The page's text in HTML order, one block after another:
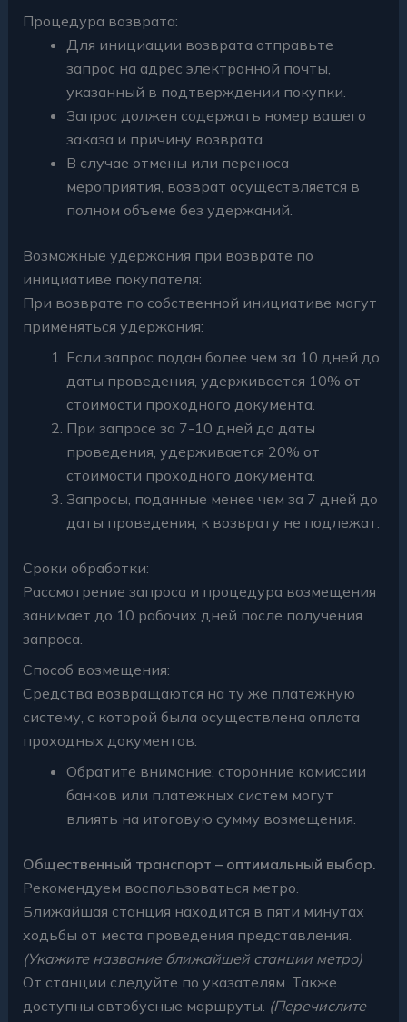
Процедура возврата:
Для инициации возврата отправьте
запрос на адрес электронной почты,
указанный в подтверждении покупки.
Запрос должен содержать номер вашего
заказа и причину возврата.
В случае отмены или переноса
мероприятия, возврат осуществляется в
полном объеме без удержаний.
Возможные удержания при возврате по
инициативе покупателя:
При возврате по собственной инициативе могут
применяться удержания:
Если запрос подан более чем за 10 дней до
даты проведения, удерживается 10% от
стоимости проходного документа.
При запросе за 7-10 дней до даты
проведения, удерживается 20% от
стоимости проходного документа.
Запросы, поданные менее чем за 7 дней до
даты проведения, к возврату не подлежат.
Сроки обработки:
Рассмотрение запроса и процедура возмещения
занимает до 10 рабочих дней после получения
запроса.
Способ возмещения:
Средства возвращаются на ту же платежную
систему, с которой была осуществлена оплата
проходных документов.
Обратите внимание: сторонние комиссии
банков или платежных систем могут
влиять на итоговую сумму возмещения.
Общественный транспорт – оптимальный выбор.
Рекомендуем воспользоваться метро.
Ближайшая станция находится в пяти минутах
ходьбы от места проведения представления.
(Укажите название ближайшей станции метро)
От станции следуйте по указателям. Также
доступны автобусные маршруты. (Перечислите